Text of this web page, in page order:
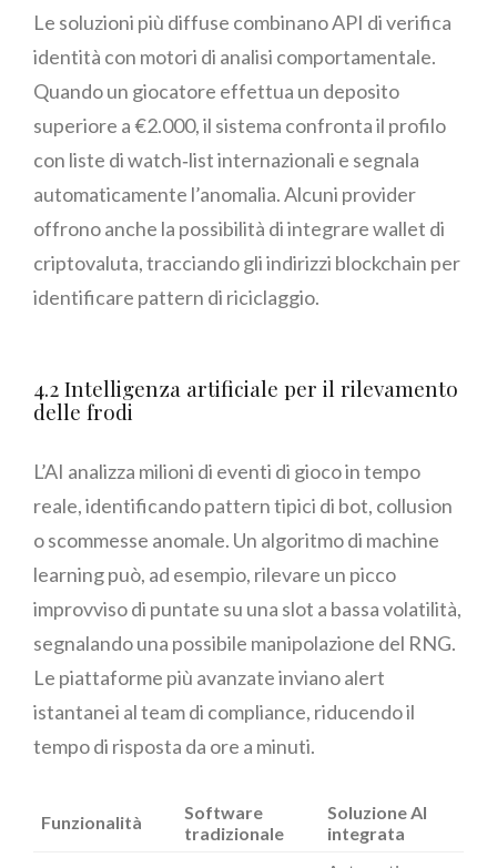
Le soluzioni più diffuse combinano API di verifica
identità con motori di analisi comportamentale.
Quando un giocatore effettua un deposito
superiore a €2.000, il sistema confronta il profilo
con liste di watch‑list internazionali e segnala
automaticamente l’anomalia. Alcuni provider
offrono anche la possibilità di integrare wallet di
criptovaluta, tracciando gli indirizzi blockchain per
identificare pattern di riciclaggio.
4.2 Intelligenza artificiale per il rilevamento
delle frodi
L’AI analizza milioni di eventi di gioco in tempo
reale, identificando pattern tipici di bot, collusion
o scommesse anomale. Un algoritmo di machine
learning può, ad esempio, rilevare un picco
improvviso di puntate su una slot a bassa volatilità,
segnalando una possibile manipolazione del RNG.
Le piattaforme più avanzate inviano alert
istantanei al team di compliance, riducendo il
tempo di risposta da ore a minuti.
Funzionalità
Software
tradizionale
Soluzione AI
integrata